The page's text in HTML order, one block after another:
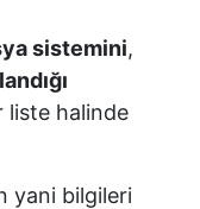
sistemini,
liste halinde
yani bilgileri